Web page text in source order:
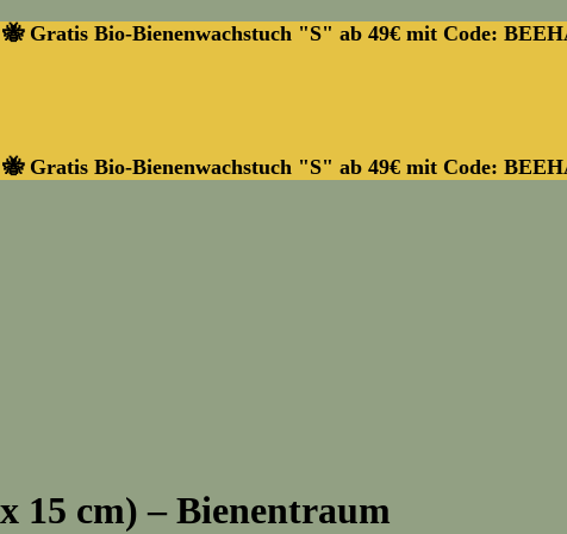
🐝 Gratis Bio-Bienenwachstuch "S" ab 49€ mit Code:
🐝 Gratis Bio-Bienenwachstuch "S" ab 49€ mit Code:
15 cm) – Bienentraum